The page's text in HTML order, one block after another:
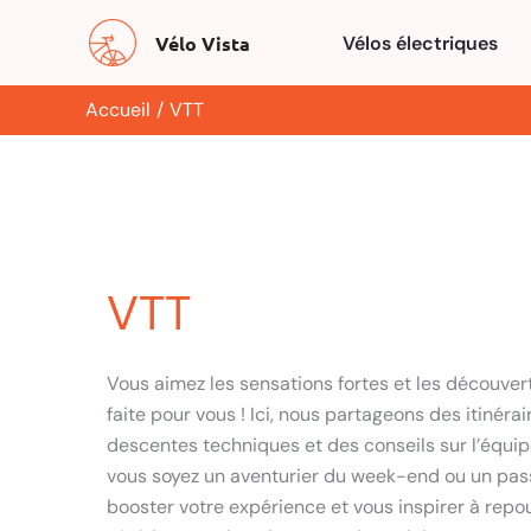
contenu
Vélo Vista Vélos électriques
Accueil VTT
VTT
Vous aimez les sensations fortes et les
faite pour vous ! Ici, nous partageons des
descentes techniques et des conseils sur
vous soyez un aventurier du week-end ou un
booster votre expérience et vous inspirer à